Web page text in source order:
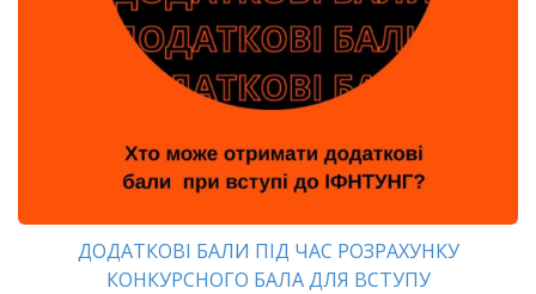
ДОДАТКОВІ БАЛИ ПІД ЧАС РОЗРАХУНКУ
КОНКУРСНОГО БАЛА ДЛЯ ВСТУПУ